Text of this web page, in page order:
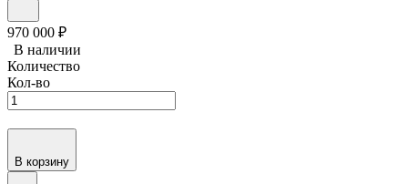
970 000 ₽
В наличии
Количество
Кол-во
В корзину